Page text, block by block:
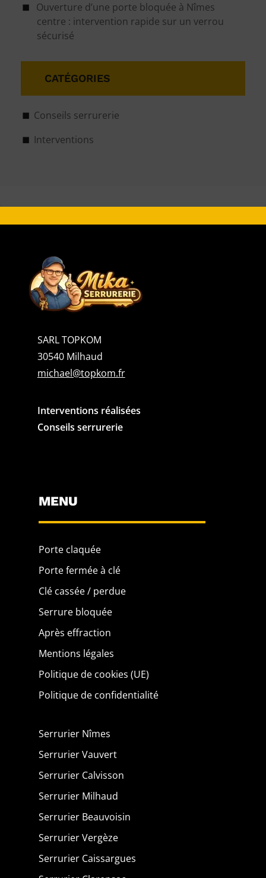
Ouverture d’une porte bloquée à Nîmes
centre : intervention rapide sur un verrou
sécurisé
CATÉGORIES
Conseils serrurerie
Interventions
SARL TOPKOM
30540 Milhaud
michael@topkom.fr
Interventions réalisées
Conseils serrurerie
MENU
Porte claquée
Porte fermée à clé
Clé cassée / perdue
Serrure bloquée
Après effraction
Mentions légales
Politique de cookies (UE)
Politique de confidentialité
Serrurier Nîmes
Serrurier Vauvert
Serrurier Calvisson
Serrurier Milhaud
Serrurier Beauvoisin
Serrurier Vergèze
Serrurier Caissargues